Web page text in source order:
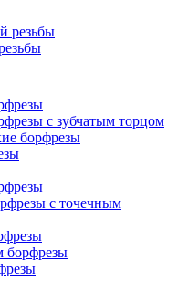
резьбы
с зубчатым торцом
борфрезы
с точечным
борфрезы